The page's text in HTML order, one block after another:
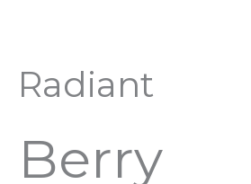
Radiant
Berry